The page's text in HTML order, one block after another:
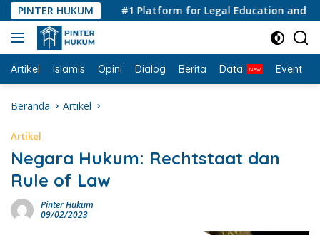
Langsung
ke
konten
PINTER HUKUM #1 Platform for Legal Education and
Artikel Islamis Opini Dialog Berita Data Event
Beranda Artikel
Artikel
Negara Hukum: Rechtstaat dan
Rule of Law
Pinter Hukum
09/02/2023